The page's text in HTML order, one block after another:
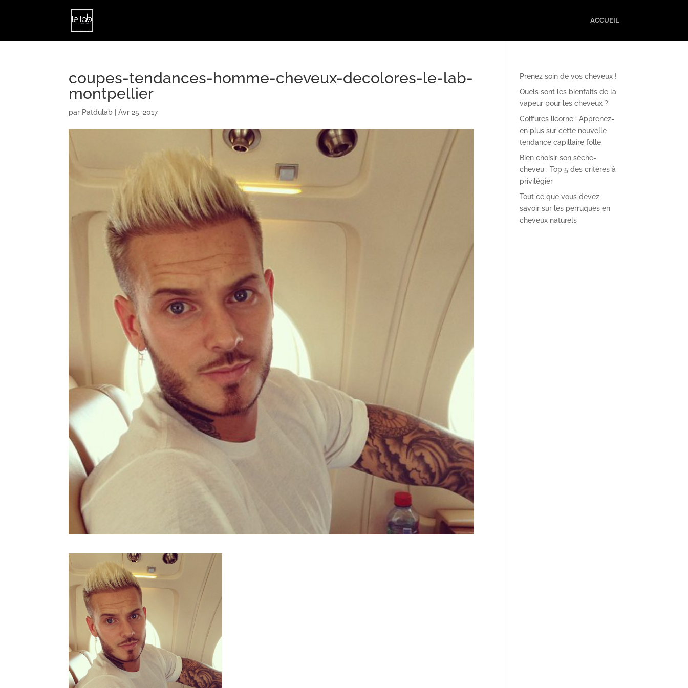
ACCUEIL
coupes-tendances-homme-cheveux-decolores-le-lab-
montpellier
par Patdulab |Avr 25, 2017
Prenez soin de vos cheveux !
Quels sont les bienfaits de la
vapeur pour les cheveux ?
Coiffures licorne : Apprenez-
en plus sur cette nouvelle
tendance capillaire folle
Bien choisir son sèche-
cheveu : Top 5 des critères à
privilégier
Tout ce que vous devez
savoir sur les perruques en
cheveux naturels